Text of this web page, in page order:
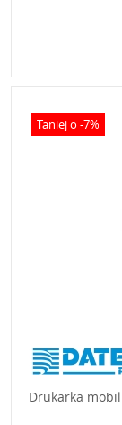
Taniej o -7%
Drukarka